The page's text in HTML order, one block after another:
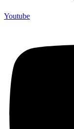
Youtube